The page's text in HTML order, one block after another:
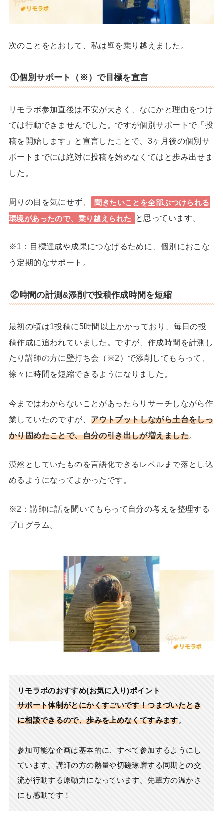
次のことをとおして、私は壁を乗り越えました。
①個別サポート（※）で目標を宣言
リモラボ参加直後は不安が大きく、なにかと理由をつけ
ては行動できませんでした。ですが個別サポートで「投
稿を開始します」と宣言したことで、3ヶ月後の個別サ
ポートまでには絶対に投稿を始めなくてはと歩み出せま
した。
周りの目を気にせず、
聞きたいことを全部ぶつけられる
環境があったので、乗り越えられた
と思っています。
※1：目標達成や成果につなげるために、個別におこな
う定期的なサポート。
②時間の計測&添削で投稿作成時間を短縮
最初の頃は1投稿に5時間以上かかっており、毎日の投
稿作成に追われていました。ですが、作成時間を計測し
たり講師の方に壁打ち会（※2）で添削してもらって、
徐々に時間を短縮できるようになりました。
今まではわからないことがあったらリサーチしながら作
業していたのですが、アウトプットしながら土台をしっ
かり固めたことで、自分の引き出しが増えました。
漠然としていたものを言語化できるレベルまで落とし込
めるようになってよかったです。
※2：講師に話を聞いてもらって自分の考えを整理する
プログラム。
リモラボのおすすめ(お気に入り)ポイント
サポート体制がとにかくすごいです！つまづいたとき
に相談できるので、歩みを止めなくてすみます。
参加可能な企画は基本的に、すべて参加するようにし
ています。講師の方の熱量や切磋琢磨する同期との交
流が行動する原動力になっています。先輩方の温かさ
にも感動です！